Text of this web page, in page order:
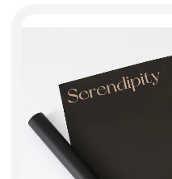
Фоамиран
Свечи
Игрушки мягкие